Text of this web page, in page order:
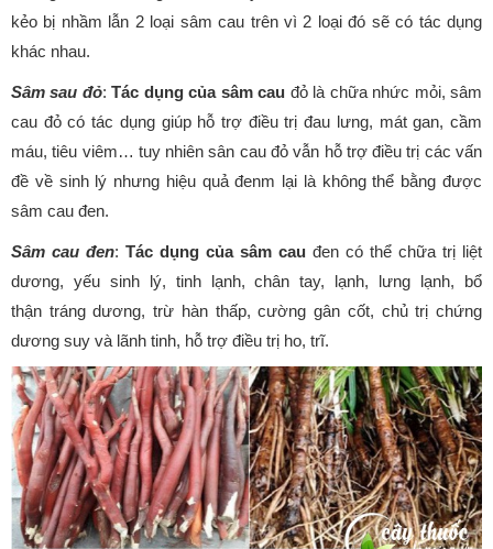
kẻo bị nhầm lẫn 2 loại sâm cau trên vì 2 loại đó sẽ có tác dụng
khác nhau.
Sâm sau đỏ:Tác dụng của sâm cau đỏ là chữa nhức mỏi, sâm
cau đỏ có tác dụng giúp hỗ trợ điều trị đau lưng, mát gan, cầm
máu, tiêu viêm… tuy nhiên sân cau đỏ vẫn hỗ trợ điều trị các vấn
đề về sinh lý nhưng hiệu quả đenm lại là không thể bằng được
sâm cau đen.
Sâm cau đen: Tác dụng của sâm cau đen có thể chữa trị liệt
dương, yếu sinh lý, tinh lạnh, chân tay, lạnh, lưng lạnh, bổ
thận tráng dương, trừ hàn thấp, cường gân cốt, chủ trị chứng
dương suy và lãnh tinh, hỗ trợ điều trị ho, trĩ.